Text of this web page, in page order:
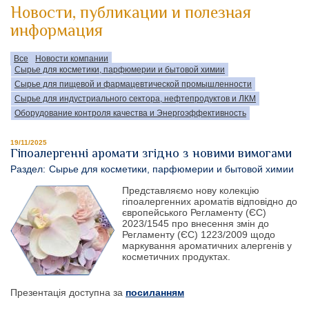
Новости, публикации и полезная
информация
Все
Новости компании
Сырье для косметики, парфюмерии и бытовой химии
Сырье для пищевой и фармацевтической промышленности
Сырье для индустриального сектора, нефтепродуктов и ЛКМ
Оборудование контроля качества и Энергоэффективность
19/11/2025
Гіпоалергенні аромати згідно з новими вимогами
Раздел: Сырье для косметики, парфюмерии и бытовой химии
Представляємо нову колекцію
гіпоалергенних ароматів відповідно до
європейського Регламенту (ЄС)
2023/1545 про внесення змін до
Регламенту (ЄС) 1223/2009 щодо
маркування ароматичних алергенів у
косметичних продуктах.
Презентація доступна за посиланням